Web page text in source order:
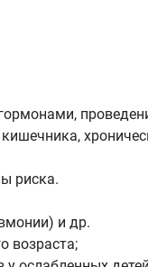
риска.
и др.
возраста;